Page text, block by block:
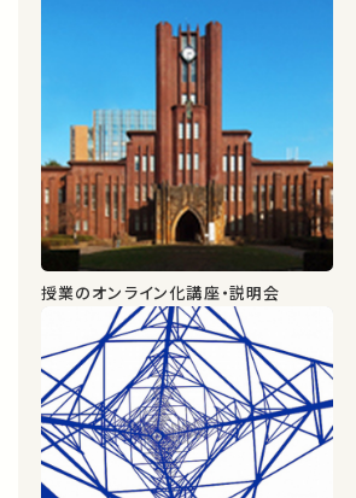
授業のオンライン化講座・説明会